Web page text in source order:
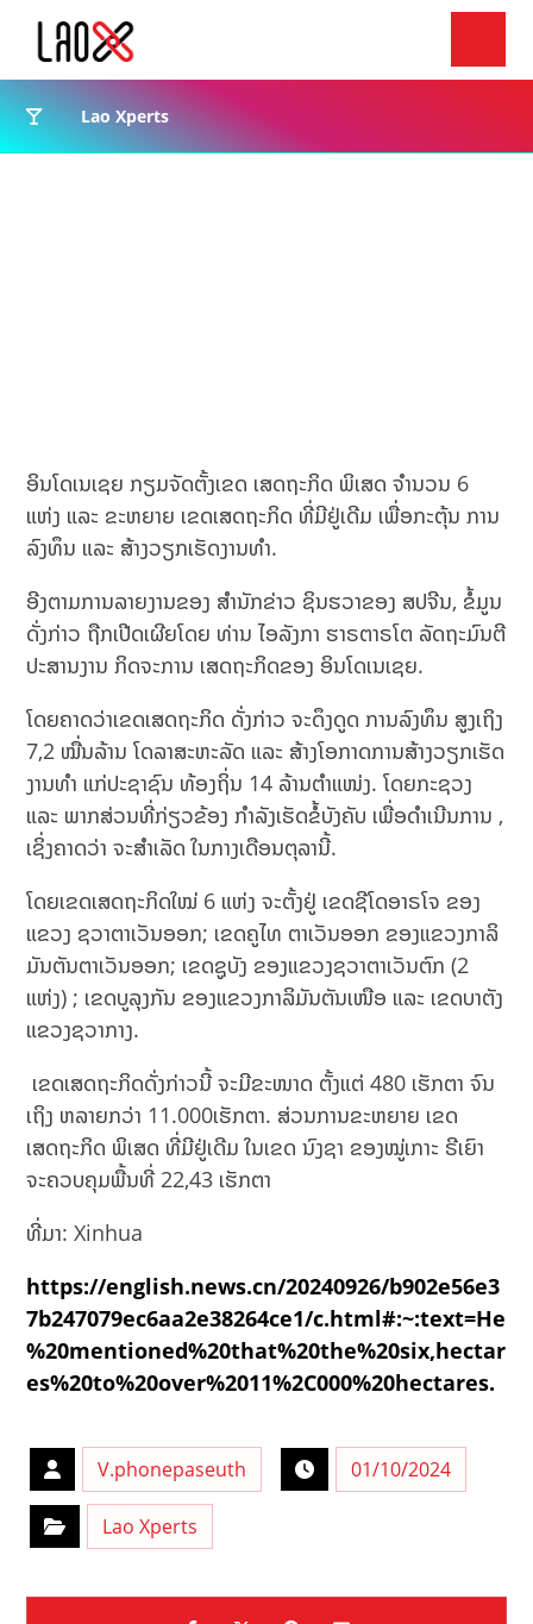
Lao Xperts
ອິນໂດເນເຊຍ ກຽມຈັດຕັ້ງເຂດ ເສດຖະກິດ ພິເສດ ຈຳນວນ 6
ແຫ່ງ ແລະ ຂະຫຍາຍ ເຂດເສດຖະກິດ ທີ່ມີຢູ່ເດີມ ເພື່ອກະຕຸ້ນ ການ
ລົງທຶນ ແລະ ສ້າງວຽກເຮັດງານທຳ.
ອີງຕາມການລາຍງານຂອງ ສຳນັກຂ່າວ ຊິນຮວາຂອງ ສປຈີນ, ຂໍ້ມູນ
ດັ່ງກ່າວ ຖືກເປີດເຜີຍໂດຍ ທ່ານ ໄອລັງກາ ຮາຣຕາຣໂຕ ລັດຖະມົນຕີ
ປະສານງານ ກິດຈະການ ເສດຖະກິດຂອງ ອິນໂດເນເຊຍ.
ໂດຍຄາດວ່າເຂດເສດຖະກິດ ດັ່ງກ່າວ ຈະດຶງດູດ ການລົງທຶນ ສູງເຖິງ
7,2 ໝື່ນລ້ານ ໂດລາສະຫະລັດ ແລະ ສ້າງໂອກາດການສ້າງວຽກເຮັດ
ງານທຳ ແກ່ປະຊາຊົນ ທ້ອງຖິ່ນ 14 ລ້ານຕຳແໜ່ງ. ໂດຍກະຊວງ
ແລະ ພາກສ່ວນທີ່ກ່ຽວຂ້ອງ ກຳລັງເຮັດຂໍ້ບັງຄັບ ເພື່ອດຳເນີນການ ,
ເຊິ່ງຄາດວ່າ ຈະສຳເລັດ ໃນກາງເດືອນຕຸລານີ້.
ໂດຍເຂດເສດຖະກິດໃໝ່ 6 ແຫ່ງ ຈະຕັ້ງຢູ່ ເຂດຊີໂດອາຣໂຈ ຂອງ
ແຂວງ ຊວາຕາເວັນອອກ; ເຂດຄູໄທ ຕາເວັນອອກ ຂອງແຂວງກາລິ
ມັນຕັນຕາເວັນອອກ; ເຂດຊູບັງ ຂອງແຂວງຊວາຕາເວັນຕົກ (2
ແຫ່ງ) ; ເຂດບູລຸງກັນ ຂອງແຂວງກາລິມັນຕັນເໜືອ ແລະ ເຂດບາຕັງ
ແຂວງຊວາກາງ.
ເຂດເສດຖະກິດດັ່ງກ່າວນີ້ ຈະມີຂະໜາດ ຕັ້ງແຕ່ 480 ເຮັກຕາ ຈົນ
ເຖິງ ຫລາຍກວ່າ 11.000ເຮັກຕາ. ສ່ວນການຂະຫຍາຍ ເຂດ
ເສດຖະກິດ ພິເສດ ທີ່ມີຢູ່ເດີມ ໃນເຂດ ນົງຊາ ຂອງໝູ່ເກາະ ຣີເຍົາ
ຈະຄວບຄຸມພື້ນທີ່ 22,43 ເຮັກຕາ
ທີ່ມາ: Xinhua
https://english.news.cn/20240926/b902e56e3
7b247079ec6aa2e38264ce1/c.html#:~:text=He
%20mentioned%20that%20the%20six,hectar
es%20to%20over%2011%2C000%20hectares.
V.phonepaseuth 01/10/2024
Lao Xperts